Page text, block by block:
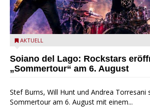
Stef Burns, Will Hunt und Andrea Torresani
AKTUELL
Soiano del Lago: Rockstars
„Sommertour“ am 6. August
Stef Burns, Will Hunt und Andrea Torresani
Sommertour am 6. August mit einem...